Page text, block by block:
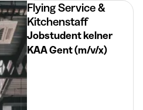
Flying Service &
Kitchenstaff
Jobstudent kelner
KAA Gent (m/v/x)